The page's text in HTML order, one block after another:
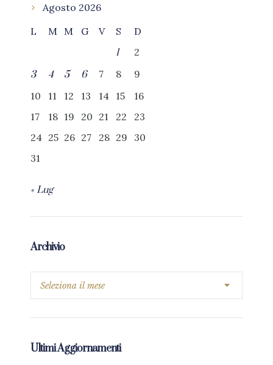
Agosto 2026
L
M M G V S
D
1
2
3
4 5 6 7 8
9
10
11 12 13 14 15
16
17
18 19 20 21 22
23
24 25 26 27 28 29
30
31
« Lug
Archivio
Ultimi Aggiornamenti